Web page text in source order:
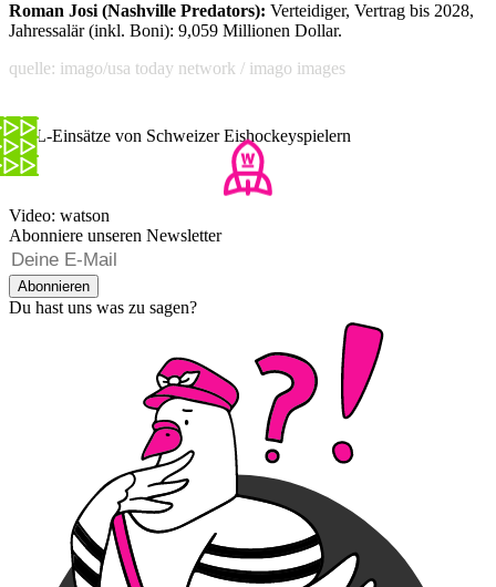
Roman Josi (Nashville Predators): Verteidiger, Vertrag bis 2028,
Jahressalär (inkl. Boni): 9,059 Millionen Dollar.
quelle: imago/usa today network / imago images
NHL-Einsätze von Schweizer Eishockeyspielern
Video: watson
Abonniere unseren Newsletter
Abonnieren
Du hast uns was zu sagen?